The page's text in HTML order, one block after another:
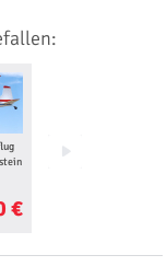
€
Ballon fahren